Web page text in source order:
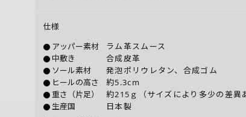
仕様
アッパー素材
ラム革スムース
中敷き
合成皮革
ソール素材
発泡ポリウレタン、合成ゴム
ヒールの高さ
約5.3cm
重さ（片足）
約215ｇ（サイズにより多少の差異
生産国
日本製